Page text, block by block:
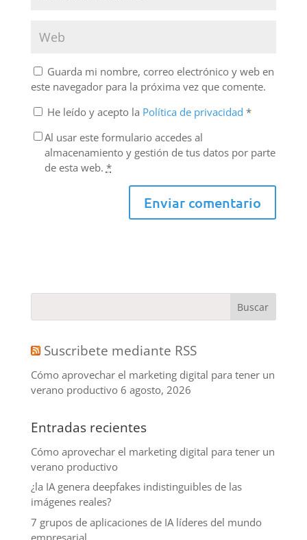
Guarda mi nombre, correo electrónico y web en
este navegador para la próxima vez que comente.
He leído y acepto la Política de privacidad *
Al usar este formulario accedes al
almacenamiento y gestión de tus datos por parte
de esta web. *
Suscribete mediante RSS
Cómo aprovechar el marketing digital para tener un
verano productivo 6 agosto, 2026
Entradas recientes
Cómo aprovechar el marketing digital para tener un
verano productivo
¿la IA genera deepfakes indistinguibles de las
imágenes reales?
7 grupos de aplicaciones de IA líderes del mundo
empresarial